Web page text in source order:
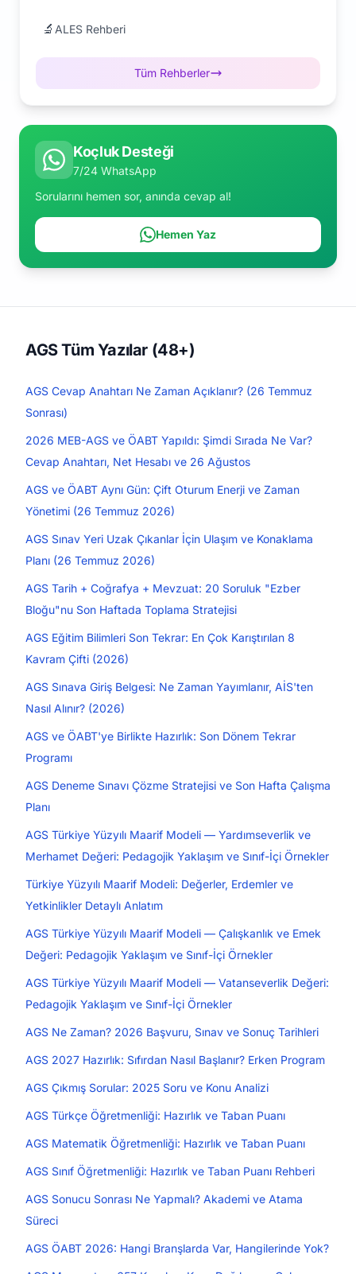
🔬 ALES Rehberi
Tüm Rehberler
Koçluk Desteği
7/24 WhatsApp
Sorularını hemen sor, anında cevap al!
Hemen Yaz
AGS Tüm Yazılar (48+)
AGS Cevap Anahtarı Ne Zaman Açıklanır? (26 Temmuz
Sonrası)
2026 MEB-AGS ve ÖABT Yapıldı: Şimdi Sırada Ne Var?
Cevap Anahtarı, Net Hesabı ve 26 Ağustos
AGS ve ÖABT Aynı Gün: Çift Oturum Enerji ve Zaman
Yönetimi (26 Temmuz 2026)
AGS Sınav Yeri Uzak Çıkanlar İçin Ulaşım ve Konaklama
Planı (26 Temmuz 2026)
AGS Tarih + Coğrafya + Mevzuat: 20 Soruluk "Ezber
Bloğu"nu Son Haftada Toplama Stratejisi
AGS Eğitim Bilimleri Son Tekrar: En Çok Karıştırılan 8
Kavram Çifti (2026)
AGS Sınava Giriş Belgesi: Ne Zaman Yayımlanır, AİS'ten
Nasıl Alınır? (2026)
AGS ve ÖABT'ye Birlikte Hazırlık: Son Dönem Tekrar
Programı
AGS Deneme Sınavı Çözme Stratejisi ve Son Hafta Çalışma
Planı
AGS Türkiye Yüzyılı Maarif Modeli — Yardımseverlik ve
Merhamet Değeri: Pedagojik Yaklaşım ve Sınıf-İçi Örnekler
Türkiye Yüzyılı Maarif Modeli: Değerler, Erdemler ve
Yetkinlikler Detaylı Anlatım
AGS Türkiye Yüzyılı Maarif Modeli — Çalışkanlık ve Emek
Değeri: Pedagojik Yaklaşım ve Sınıf-İçi Örnekler
AGS Türkiye Yüzyılı Maarif Modeli — Vatanseverlik Değeri:
Pedagojik Yaklaşım ve Sınıf-İçi Örnekler
AGS Ne Zaman? 2026 Başvuru, Sınav ve Sonuç Tarihleri
AGS 2027 Hazırlık: Sıfırdan Nasıl Başlanır? Erken Program
AGS Çıkmış Sorular: 2025 Soru ve Konu Analizi
AGS Türkçe Öğretmenliği: Hazırlık ve Taban Puanı
AGS Matematik Öğretmenliği: Hazırlık ve Taban Puanı
AGS Sınıf Öğretmenliği: Hazırlık ve Taban Puanı Rehberi
AGS Sonucu Sonrası Ne Yapmalı? Akademi ve Atama
Süreci
AGS ÖABT 2026: Hangi Branşlarda Var, Hangilerinde Yok?